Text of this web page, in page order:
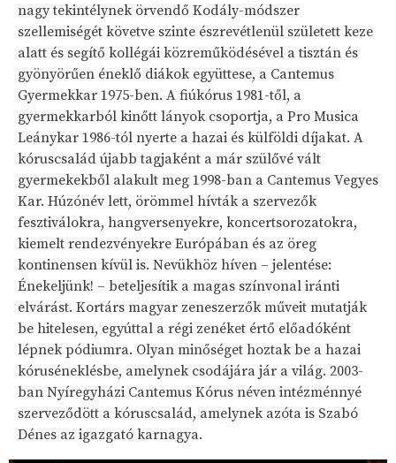
nagy tekintélynek örvendő Kodály-módszer
szellemiségét követve szinte észrevétlenül született keze
alatt és segítő kollégái közreműködésével a tisztán és
gyönyörűen éneklő diákok együttese, a Cantemus
Gyermekkar 1975-ben. A fiúkórus 1981-től, a
gyermekkarból kinőtt lányok csoportja, a Pro Musica
Leánykar 1986-tól nyerte a hazai és külföldi díjakat. A
kóruscsalád újabb tagjaként a már szülővé vált
gyermekekből alakult meg 1998-ban a Cantemus Vegyes
Kar. Húzónév lett, örömmel hívták a szervezők
fesztiválokra, hangversenyekre, koncertsorozatokra,
kiemelt rendezvényekre Európában és az öreg
kontinensen kívül is. Nevükhöz híven – jelentése:
Énekeljünk! – beteljesítik a magas színvonal iránti
elvárást. Kortárs magyar zeneszerzők műveit mutatják
be hitelesen, egyúttal a régi zenéket értő előadóként
lépnek pódiumra. Olyan minőséget hoztak be a hazai
kóruséneklésbe, amelynek csodájára jár a világ. 2003-
ban Nyíregyházi Cantemus Kórus néven intézménnyé
szerveződött a kóruscsalád, amelynek azóta is Szabó
Dénes az igazgató karnagya.